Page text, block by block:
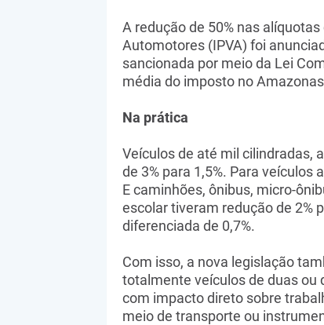
A redução de 50% nas
Automotores (IPVA) foi
sancionada por meio da Lei
média do imposto no
Na prática
Veículos de até mil cilindradas,
de 3% para 1,5%. Para veículos
E caminhões, ônibus, micro-
escolar tiveram redução de 2%
diferenciada de 0,7%.
Com isso, a nova legislação
totalmente veículos de duas ou
com impacto direto sobre
meio de transporte ou